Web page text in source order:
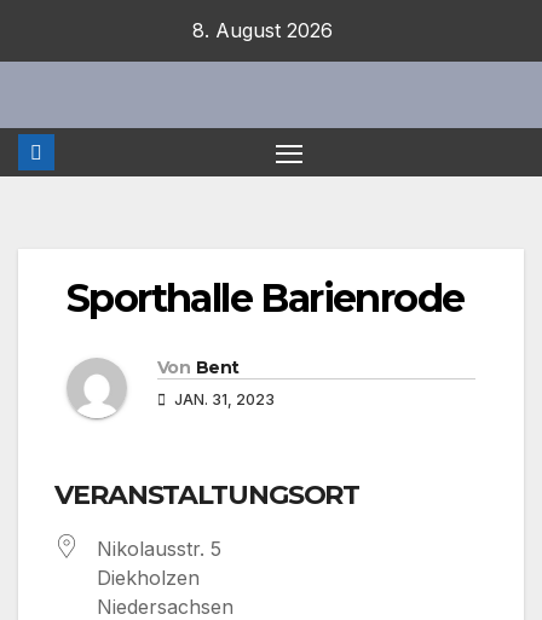
8. August 2026
Sporthalle Barienrode
Von Bent
JAN. 31, 2023
VERANSTALTUNGSORT
Nikolausstr. 5
Diekholzen
Niedersachsen